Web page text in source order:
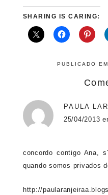
SHARING IS CARING:
PUBLICADO
PAULA
25/04/2013
concordo contigo Ana,
quando somos privados
http://